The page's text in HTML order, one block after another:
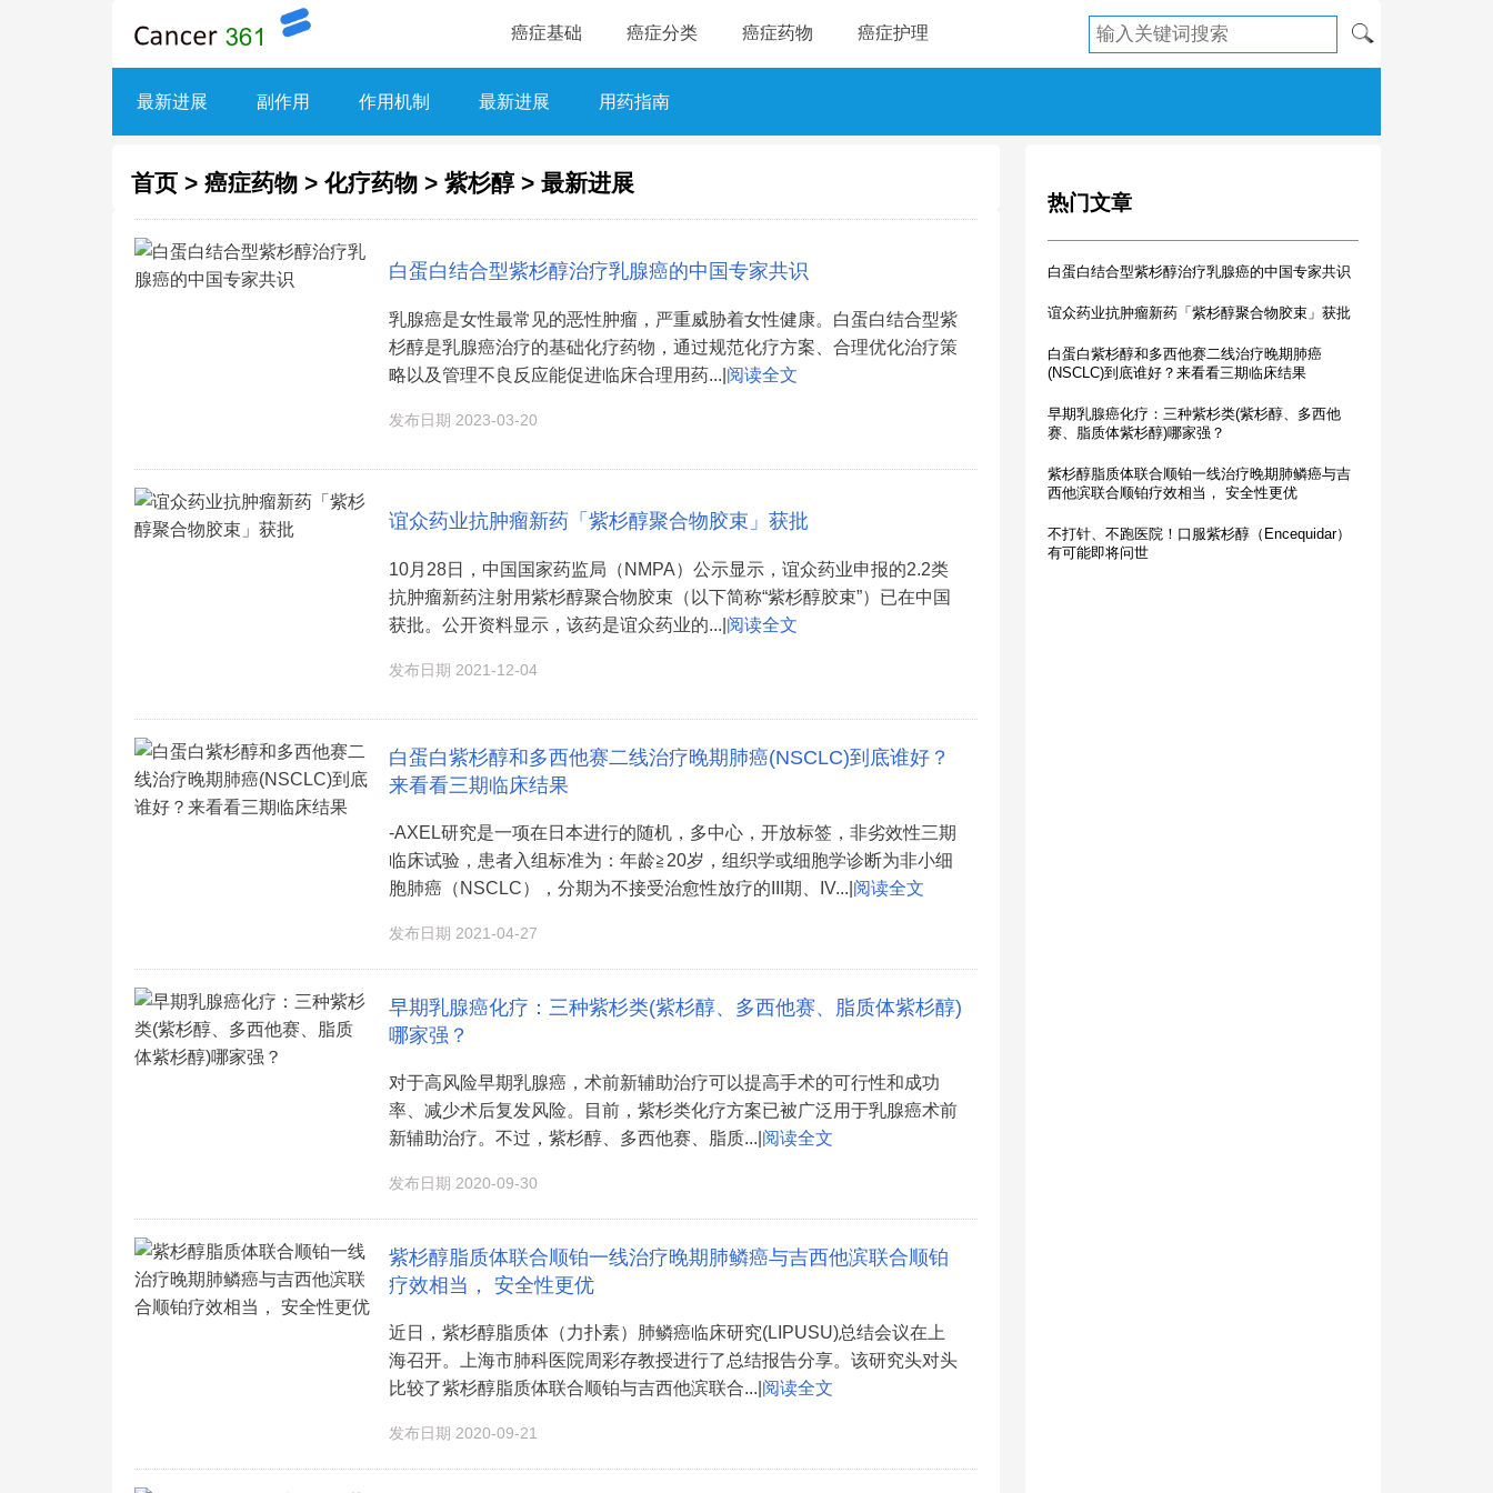
癌症基础 癌症分类 癌症药物 癌症护理
最新进展 副作用 作用机制 最新进展 用药指南
首页> 癌症药物> 化疗药物> 紫杉醇> 最新进展
白蛋白结合型紫杉醇治疗乳腺癌的中国专家共识
乳腺癌是女性最常见的恶性肿瘤，严重威胁着女性健康。白蛋白结合型紫
杉醇是乳腺癌治疗的基础化疗药物，通过规范化疗方案、合理优化治疗策
略以及管理不良反应能促进临床合理用药...| 阅读全文
发布日期 2023-03-20
谊众药业抗肿瘤新药「紫杉醇聚合物胶束」获批
10月28日，中国国家药监局（NMPA）公示显示，谊众药业申报的2.2类
抗肿瘤新药注射用紫杉醇聚合物胶束（以下简称“紫杉醇胶束”）已在中国
获批。公开资料显示，该药是谊众药业的...| 阅读全文
发布日期 2021-12-04
白蛋白紫杉醇和多西他赛二线治疗晚期肺癌(NSCLC)到底谁好？
来看看三期临床结果
-AXEL研究是一项在日本进行的随机，多中心，开放标签，非劣效性三期
临床试验，患者入组标准为：年龄≧20岁，组织学或细胞学诊断为非小细
胞肺癌（NSCLC），分期为不接受治愈性放疗的III期、IV...| 阅读全文
发布日期 2021-04-27
早期乳腺癌化疗：三种紫杉类(紫杉醇、多西他赛、脂质体紫杉醇)
哪家强？
对于高风险早期乳腺癌，术前新辅助治疗可以提高手术的可行性和成功
率、减少术后复发风险。目前，紫杉类化疗方案已被广泛用于乳腺癌术前
新辅助治疗。不过，紫杉醇、多西他赛、脂质...| 阅读全文
发布日期 2020-09-30
紫杉醇脂质体联合顺铂一线治疗晚期肺鳞癌与吉西他滨联合顺铂
疗效相当， 安全性更优
近日，紫杉醇脂质体（力扑素）肺鳞癌临床研究(LIPUSU)总结会议在上
海召开。上海市肺科医院周彩存教授进行了总结报告分享。该研究头对头
比较了紫杉醇脂质体联合顺铂与吉西他滨联合...| 阅读全文
发布日期 2020-09-21
热门文章
白蛋白结合型紫杉醇治疗乳腺癌的中国专家共识
谊众药业抗肿瘤新药「紫杉醇聚合物胶束」获批
白蛋白紫杉醇和多西他赛二线治疗晚期肺癌
(NSCLC)到底谁好？来看看三期临床结果
早期乳腺癌化疗：三种紫杉类(紫杉醇、多西他
赛、脂质体紫杉醇)哪家强？
紫杉醇脂质体联合顺铂一线治疗晚期肺鳞癌与吉
西他滨联合顺铂疗效相当， 安全性更优
不打针、不跑医院！口服紫杉醇（Encequidar）
有可能即将问世